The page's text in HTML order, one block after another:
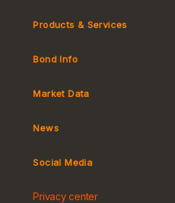
Market Convention
Products & Services
Bond Info
Market Data
Yield Curve
Non-resident Flows
News
Social Media
Privacy center